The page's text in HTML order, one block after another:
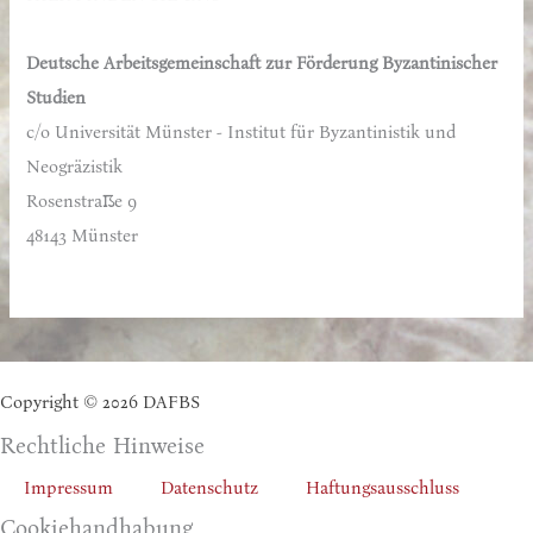
Deutsche Arbeitsgemeinschaft zur Förderung Byzantinischer
Studien
c/o Universität Münster - Institut für Byzantinistik und
Neogräzistik
Rosenstraße 9
48143 Münster
Copyright © 2026 DAFBS
Rechtliche Hinweise
Impressum Datenschutz Haftungsausschluss